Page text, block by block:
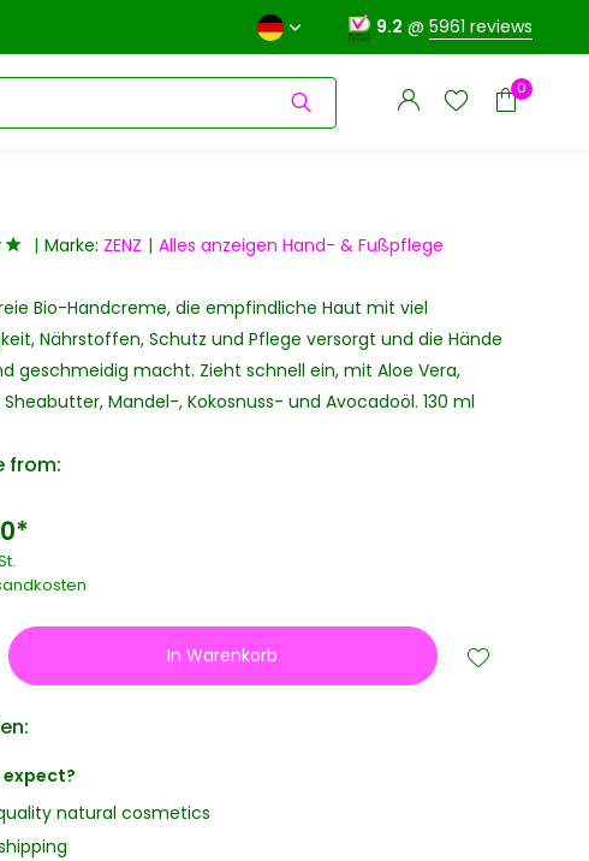
9.2 @ 5961 reviews
Benutzerkonto
anlegen
Benutzerkonto
anlegen
0
Marke: ZENZ Alles anzeigen Hand- & Fußpflege
Bio-Handcreme, die empfindliche Haut mit viel
Nährstoffen, Schutz und Pflege versorgt und die Hände
geschmeidig macht. Zieht schnell ein, mit Aloe Vera,
Sheabutter, Mandel-, Kokosnuss- und Avocadoöl. 130 ml
from:
In Warenkorb
natural cosmetics